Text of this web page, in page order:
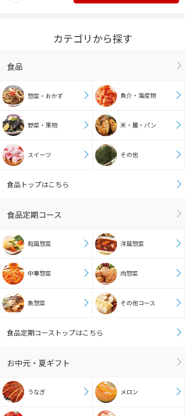
カテゴリから探す
食品
惣菜・おかず 魚介・海産物
野菜・果物 米・麺・パン
スイーツ その他
食品トップはこちら
食品定期コース
和風惣菜 洋風惣菜
中華惣菜 肉惣菜
魚惣菜 その他コース
食品定期コーストップはこちら
お中元・夏ギフト
うなぎ メロン